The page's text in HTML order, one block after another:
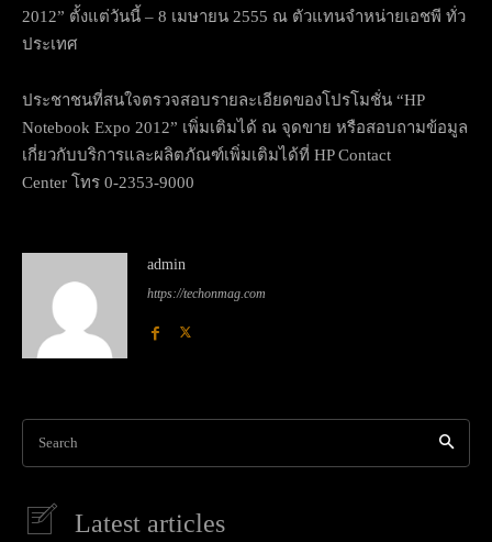
2012” ตั้งแต่วันนี้ – 8 เมษายน 2555 ณ ตัวแทนจำหน่ายเอชพี ทั่ว
ประเทศ
ประชาชนที่สนใจตรวจสอบรายละเอียดของโปรโมชั่น “HP
Notebook Expo 2012” เพิ่มเติมได้ ณ จุดขาย หรือสอบถามข้อมูล
เกี่ยวกับบริการและผลิตภัณฑ์เพิ่มเติมได้ที่ HP Contact
Center โทร 0-2353-9000
admin
https://techonmag.com
Search
Latest articles